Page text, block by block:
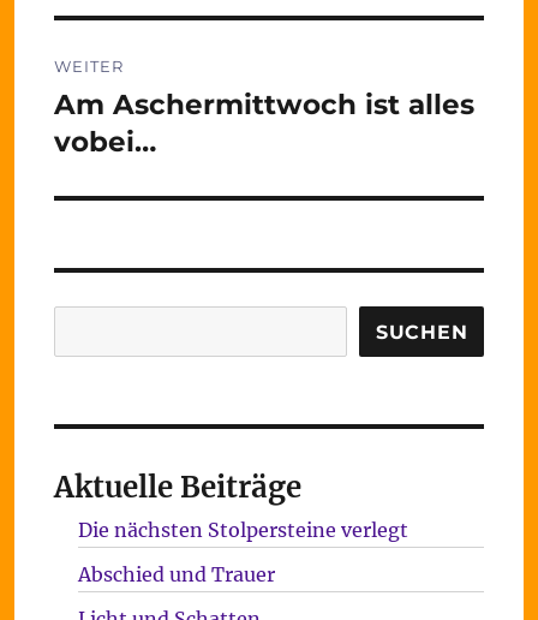
WEITER
Nächster
Beitrag:
Am Aschermittwoch ist alles
vobei…
SUCHEN
Aktuelle Beiträge
Die nächsten Stolpersteine verlegt
Abschied und Trauer